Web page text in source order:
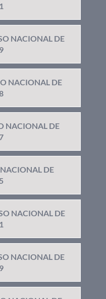
NACIONAL DE
NACIONAL DE
NACIONAL DE
DE
NACIONAL DE
NACIONAL DE